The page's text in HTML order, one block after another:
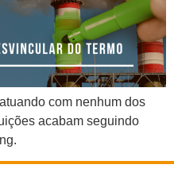
com nenhum dos
acabam seguindo